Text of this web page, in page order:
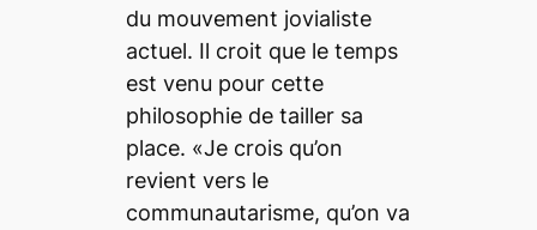
du mouvement jovialiste
actuel. Il croit que le temps
est venu pour cette
philosophie de tailler sa
place. «Je crois qu’on
revient vers le
communautarisme, qu’on va